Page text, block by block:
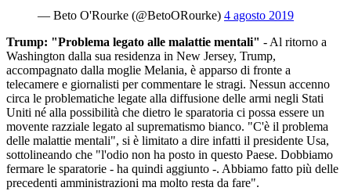
— Beto O'Rourke (@BetoORourke) 4 agosto 2019
Trump: "Problema legato alle malattie mentali" - Al ritorno a
Washington dalla sua residenza in New Jersey, Trump,
accompagnato dalla moglie Melania, è apparso di fronte a
telecamere e giornalisti per commentare le stragi. Nessun accenno
circa le problematiche legate alla diffusione delle armi negli Stati
Uniti né alla possibilità che dietro le sparatoria ci possa essere un
movente razziale legato al suprematismo bianco. "C'è il problema
delle malattie mentali", si è limitato a dire infatti il presidente Usa,
sottolineando che "l'odio non ha posto in questo Paese. Dobbiamo
fermare le sparatorie - ha quindi aggiunto -. Abbiamo fatto più delle
precedenti amministrazioni ma molto resta da fare".